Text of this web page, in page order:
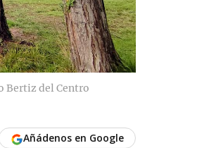
Bertiz del Centro
Añádenos en Google